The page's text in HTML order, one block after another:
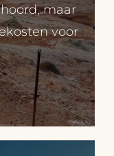
maar
voor